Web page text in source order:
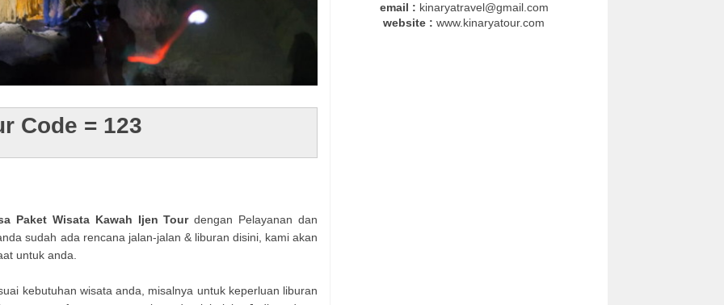
Code = 123
Paket Wisata Kawah Ijen Tourdengan Pelayanan dan
sudah ada rencana jalan-jalan & liburan disini, kami akan
untuk anda.
kebutuhan wisata anda, misalnya untuk keperluan liburan
email : kinaryatravel@gmail.com
website : www.kinaryatour.com